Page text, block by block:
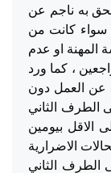
به ناجم عن
سواء كانت من
المهنة او عدم
، كما ورد
عن العمل دون
(21) يجب على الطرف الثاني
الاقل بيومين
الاضرارية
جاء بالبند (25) ان على الطرف الثاني